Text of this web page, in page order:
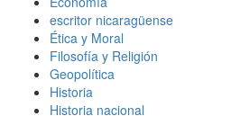
escritor nicaragüense
Ética y Moral
Filosofía y Religión
Geopolítica
Historia
Historia nacional